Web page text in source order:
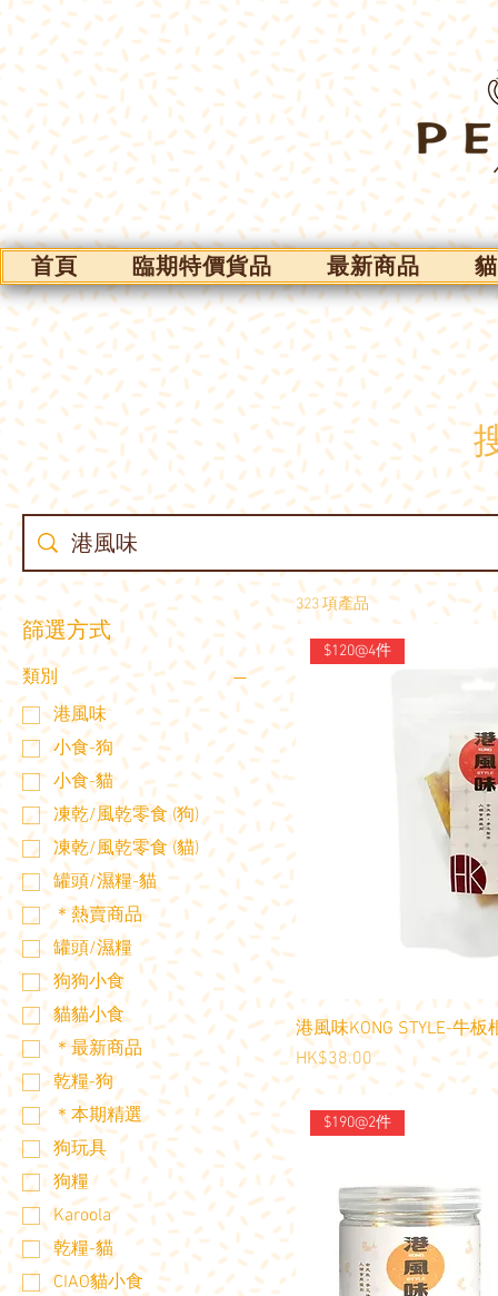
首頁 臨期特價貨品 最新商品
篩選方式
類別
港風味
小食-狗
小食-貓
凍乾/風乾零食 (狗)
凍乾/風乾零食 (貓)
罐頭/濕糧-貓
＊熱賣商品
罐頭/濕糧
狗狗小食
貓貓小食
＊最新商品
乾糧-狗
＊本期精選
狗玩具
狗糧
Karoola
乾糧-貓
CIAO貓小食
323 項產品
$120@4件
港風味KONG STYLE-牛板
價格
HK$38.00
$190@2件